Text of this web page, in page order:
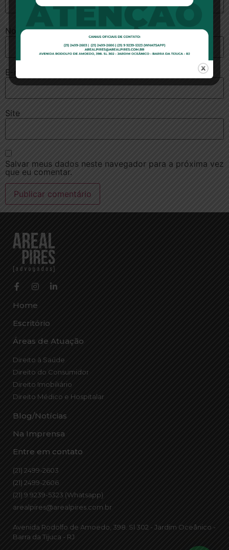
Nome*
E-mail
Site
Salvar meus dados neste navegador para a próxima vez
que eu comentar.
Home
Escritório
Áreas de Atuação
Direito à Saúde
Direito do Consumidor
Direito Imobiliário
Direito Médico e Hospitalar
Blog/Notícias
Na Imprensa
Entre em contato
(21) 2499-2603
(21) 2499-2606
(21) 9 9239-5323 (Whatsapp)
arealpires@arealpires.com.br
Avenida Rodolfo de Amoedo, 398. Sl 302 - Jardim Oceânico -
Barra da Tijuca - RJ